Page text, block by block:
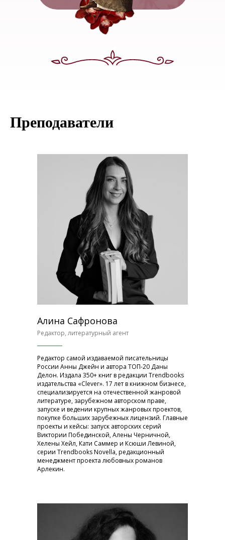
Преподаватели
Алина Сафронова
Редактор, литературный агент
Редактор самой издаваемой писательницы
России Анны Джейн и автора ТОП-20 Даны
Делон. Издала 350+ книг в редакции Trendbooks
издательства «Clever». 17 лет в книжном бизнесе,
специализируется на отечественной жанровой
литературе, зарубежном авторском праве,
запуске и ведении крупных жанровых проектов,
покупке больших зарубежных лицензий. Главные
проекты и кейсы: запуск авторских серий
Виктории Побединской, Алены Черничной,
Хелены Хейл, Кати Саммер и Ксюши Левиной,
серии Trendbooks Novella, редакционный
менеджмент проекта любовных романов
Арлекин.